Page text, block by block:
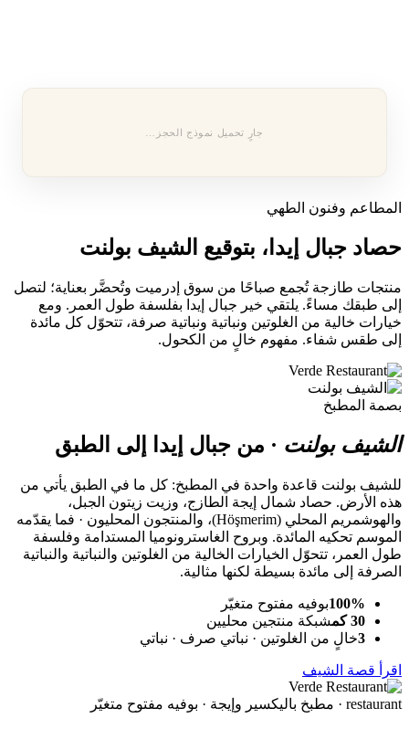
جارٍ تحميل نموذج الحجز…
المطاعم وفنون الطهي
حصاد جبال إيدا، بتوقيع الشيف بولنت
منتجات طازجة تُجمع صباحًا من سوق إدرميت وتُحضَّر بعناية؛ لتصل
إلى طبقك مساءً. يلتقي خير جبال إيدا بفلسفة طول العمر. ومع
خيارات خالية من الغلوتين ونباتية ونباتية صرفة، تتحوّل كل مائدة
إلى طقس شفاء. مفهوم خالٍ من الكحول.
بصمة المطبخ
الشيف بولنت · من جبال إيدا إلى الطبق
للشيف بولنت قاعدة واحدة في المطبخ: كل ما في الطبق يأتي من
هذه الأرض. حصاد شمال إيجة الطازج، وزيت زيتون الجبل،
والهوشمريم المحلي (Höşmerim)، والمنتجون المحليون · فما يقدّمه
الموسم تحكيه المائدة. وبروح الغاسترونوميا المستدامة وفلسفة
طول العمر، تتحوّل الخيارات الخالية من الغلوتين والنباتية والنباتية
الصرفة إلى مائدة بسيطة لكنها مثالية.
100%بوفيه مفتوح متغيّر
30 كم
شبكة منتجين محليين
3خالٍ من الغلوتين · نباتي صرف · نباتي
اقرأ قصة الشيف
restaurant · مطبخ باليكسير وإيجة · بوفيه مفتوح متغيّر